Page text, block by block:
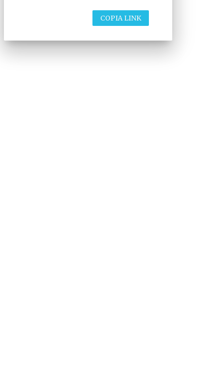
COPIA LINK